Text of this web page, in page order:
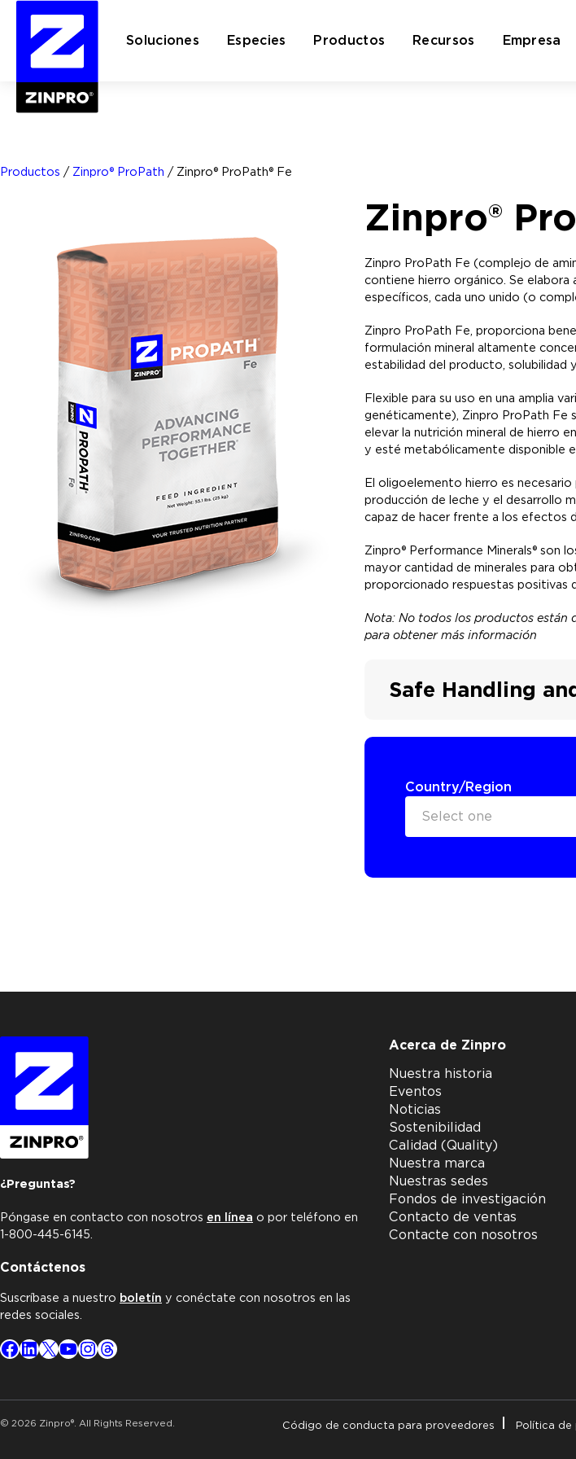
Soluciones Especies Productos Recursos Empresa
Productos / Zinpro® ProPath / Zinpro® ProPath® Fe
Zinpro®
Zinpro ProPath Fe (complejo de
contiene hierro orgánico. Se
específicos, cada uno unido (o
Zinpro ProPath Fe, proporciona
formulación mineral altamente
estabilidad del producto, solubilidad
Flexible para su uso en una amplia
genéticamente), Zinpro ProPath Fe
elevar la nutrición mineral de hierro
y esté metabólicamente disponible
El oligoelemento hierro es necesario
producción de leche y el desarrollo
capaz de hacer frente a los efectos
Zinpro® Performance Minerals® son
mayor cantidad de minerales para
proporcionado respuestas positivas
Nota: No todos los productos están
para obtener más información
Safe Handling
Country/Region
Select one
¿Preguntas?
Póngase en contacto con nosotros en línea o por teléfono en
1-800-445-6145.
Contáctenos
Suscríbase a nuestro boletín y conéctate con nosotros en las
redes sociales.
Facebook
LinkedIn
X YouTube
Instagram
Threads
Acerca de Zinpro
Nuestra historia
Eventos
Noticias
Sostenibilidad
Calidad (Quality)
Nuestra marca
Nuestras sedes
Fondos de investigación
Contacto de ventas
Contacte con nosotros
© 2026 Zinpro®. All Rights Reserved. Código de conducta para proveedores Política de